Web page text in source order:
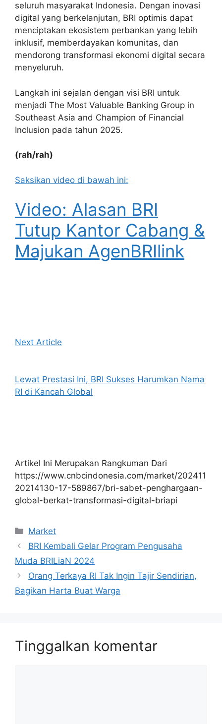
seluruh masyarakat Indonesia. Dengan inovasi
digital yang berkelanjutan, BRI optimis dapat
menciptakan ekosistem perbankan yang lebih
inklusif, memberdayakan komunitas, dan
mendorong transformasi ekonomi digital secara
menyeluruh.
Langkah ini sejalan dengan visi BRI untuk
menjadi The Most Valuable Banking Group in
Southeast Asia and Champion of Financial
Inclusion pada tahun 2025.
(rah/rah)
Saksikan video di bawah ini:
Video: Alasan BRI
Tutup Kantor Cabang &
Majukan AgenBRIlink
Next Article
Lewat Prestasi Ini, BRI Sukses Harumkan Nama
RI di Kancah Global
Artikel Ini Merupakan Rangkuman Dari
https://www.cnbcindonesia.com/market/202411
20214130-17-589867/bri-sabet-penghargaan-
global-berkat-transformasi-digital-briapi
Kategori
Market
BRI Kembali Gelar Program Pengusaha
Muda BRILiaN 2024
Orang Terkaya RI Tak Ingin Tajir Sendirian,
Bagikan Harta Buat Warga
Tinggalkan komentar